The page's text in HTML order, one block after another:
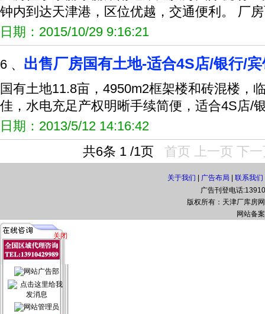
钟内到达天津港，区位优越，交通便利。 厂
日期：2015/10/29 9:16:21
6 、 出售厂房国有土地-适合4S店/银行/
国有土地11.8亩，4950m2框架楼和砖混楼，
佳，水电充足产权明晰手续简便，适合4S店/
日期：2013/5/12 14:16:42
共6条 1 /1页 首页 上一页 下
关于我们 广告布局 联系我们
广告刊登电话
版权所有：天津厂库房
网站备
关闭